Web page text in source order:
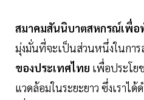
สมาคมสันนิบาตสหกรณ์เพื่
มุ่งมั่นที่จะเป็นส่วนหนึ่งในการ
ของประเทศไทย เพื่อประโย
แวดล้อมในระยะยาว ซึ่งเราได้